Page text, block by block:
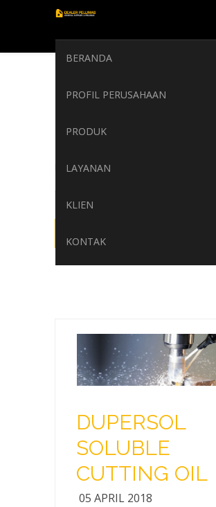
BERANDA
PROFIL PERUSAHAAN
PRODUK
LAYANAN
KLIEN
KONTAK
CUTTING OIL
Home / DUPERSOL SOLUBLE CUTTING OIL
DUPERSOL
SOLUBLE
CUTTING OIL
05 APRIL 2018